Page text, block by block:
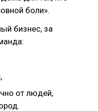
боли».
бизнес, за
от людей,